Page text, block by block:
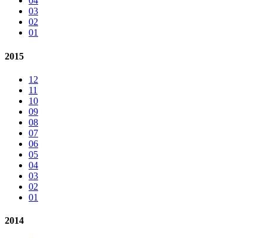
03
02
01
2015
12
11
10
09
08
07
06
05
04
03
02
01
2014